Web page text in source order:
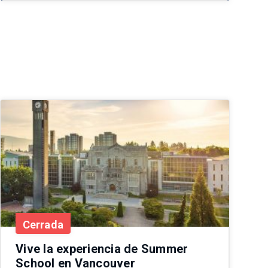
Cerrada
Vive la experiencia de Summer
School en Vancouver